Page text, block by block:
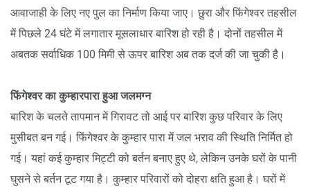
आवाजाही के लिए नए पुल का निर्माण किया जाए। छुरा और फिंगेश्वर तहसील
में पिछले 24 घंटे में लगातार मूसलाधार बारिश हो रही है। दोनों तहसील में
अबतक सर्वाधिक 100 मिमी से ऊपर बारिश अब तक दर्ज की जा चुकी है।
फिंगेश्वर का कुम्हारपारा हुआ जलमग्न
बारिश के चलते तापमान में गिरावट तो आई पर बारिश कुछ परिवार के लिए
मुसीबत बन गई। फिंगेश्वर के कुम्हार पारा में जल भराव की स्थिति निर्मित हो
गई। यहां कई कुम्हार मिट्टी को बर्तन बनाए हुए थे, लेकिन उनके घरों के पानी
घुसने से बर्तन टूट गया है। कुम्हार परिवारों को दोहरा क्षति हुआ है। घरों में